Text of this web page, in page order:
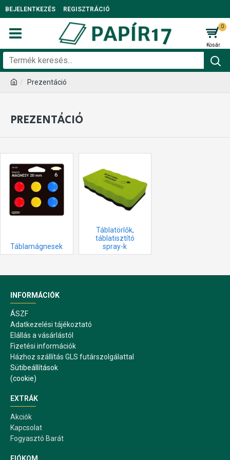
BEJELENTKEZÉS REGISZTRÁCIÓ
0
Prezentáció
PREZENTÁCIÓ
Táblamágnesek
Táblatörlők,
táblatisztító
spray-k
INFORMÁCIÓK
ÁSZF
Adatkezelési tájékoztató
Elállás a vásárlástól
Fizetési információk
Házhoz szállítás GLS futárszolgálattal
Sütibeállítások
(cookie)
EXTRÁK
Akciók
Kapcsolat
Fogyasztó Barát